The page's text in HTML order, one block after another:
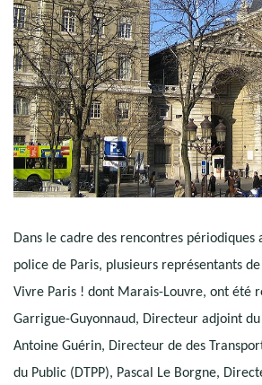
Dans le cadre des rencontres périodiques
police de Paris, plusieurs représentants de
Vivre Paris ! dont Marais-Louvre, ont été
Garrigue-Guyonnaud, Directeur adjoint
Antoine Guérin, Directeur de des
du Public (DTPP), Pascal Le Borgne,